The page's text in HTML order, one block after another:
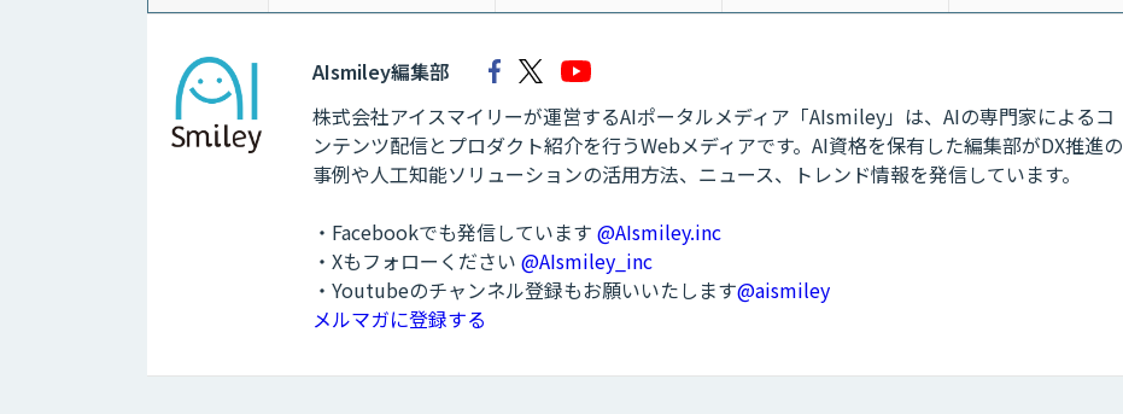
AIsmiley編集部
株式会社アイスマイリーが運営するAIポータルメディア「AIsmiley」は、AIの専門家によるコ
ンテンツ配信とプロダクト紹介を行うWebメディアです。AI資格を保有した編集部がDX推進の
事例や人工知能ソリューションの活用方法、ニュース、トレンド情報を発信しています。
・Facebookでも発信しています @AIsmiley.inc
・Xもフォローください @AIsmiley_inc
・Youtubeのチャンネル登録もお願いいたします@aismiley
メルマガに登録する